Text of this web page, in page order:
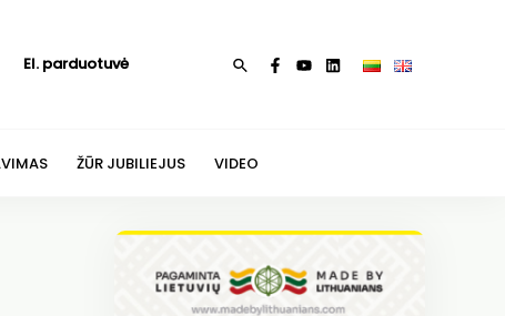
El. parduotuvė Paieška
ŽŪR JUBILIEJUS VIDEO